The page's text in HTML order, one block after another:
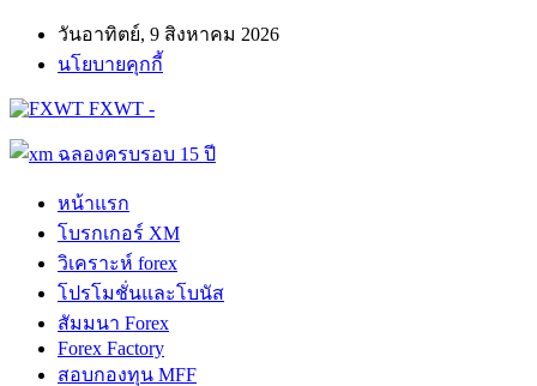
วันอาทิตย์, 9 สิงหาคม 2026
นโยบายคุกกี้
FXWT -
หน้าแรก
โบรกเกอร์ XM
วิเคราะห์ forex
โปรโมชั่นและโบนัส
สัมมนา Forex
Forex Factory
สอบกองทุน MFF